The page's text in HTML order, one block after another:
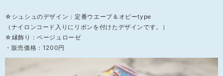
☆シュシュのデザイン：定番ウエーブ＆オピーtype
（ナイロンコード入りにリボンを付けたデザインです。）
☆縁飾り：ベージュローゼ
・販売価格：1200円